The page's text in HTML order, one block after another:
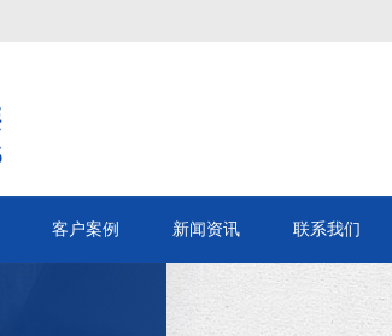
客户案例 新闻资讯 联系我们